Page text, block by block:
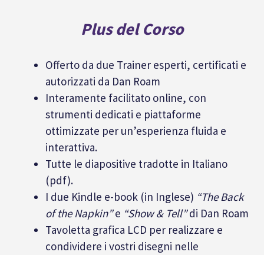
Plus del Corso
Offerto da due Trainer esperti, certificati e
autorizzati da Dan Roam
Interamente facilitato online, con
strumenti dedicati e piattaforme
ottimizzate per un’esperienza fluida e
interattiva.
Tutte le diapositive tradotte in Italiano
(pdf).
I due Kindle e-book (in Inglese) “The Back
of the Napkin”e “Show & Tell”di Dan Roam
Tavoletta grafica LCD per realizzare e
condividere i vostri disegni nelle